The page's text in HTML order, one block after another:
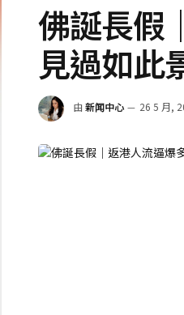
佛誕長假
見過如此
由 新闻中心 26 5 月,